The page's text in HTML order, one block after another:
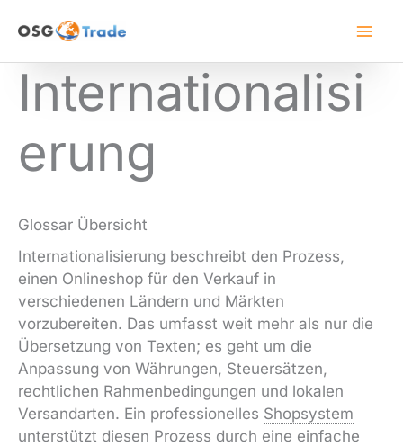
Inhalt
Internationalisi
erung
Glossar Übersicht
Internationalisierung beschreibt den Prozess,
einen Onlineshop für den Verkauf in
verschiedenen Ländern und Märkten
vorzubereiten. Das umfasst weit mehr als nur die
Übersetzung von Texten; es geht um die
Anpassung von Währungen, Steuersätzen,
rechtlichen Rahmenbedingungen und lokalen
Versandarten. Ein professionelles Shopsystem
unterstützt diesen Prozess durch eine einfache